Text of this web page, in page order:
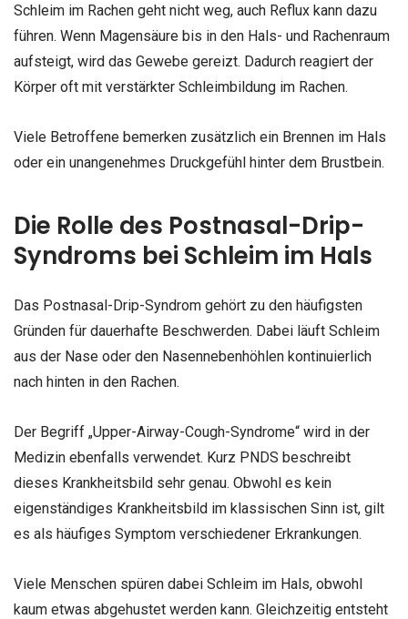
Schleim im Rachen geht nicht weg, auch Reflux kann dazu
führen. Wenn Magensäure bis in den Hals- und Rachenraum
aufsteigt, wird das Gewebe gereizt. Dadurch reagiert der
Körper oft mit verstärkter Schleimbildung im Rachen.
Viele Betroffene bemerken zusätzlich ein Brennen im Hals
oder ein unangenehmes Druckgefühl hinter dem Brustbein.
Die Rolle des Postnasal-Drip-
Syndroms bei Schleim im Hals
Das Postnasal-Drip-Syndrom gehört zu den häufigsten
Gründen für dauerhafte Beschwerden. Dabei läuft Schleim
aus der Nase oder den Nasennebenhöhlen kontinuierlich
nach hinten in den Rachen.
Der Begriff „Upper-Airway-Cough-Syndrome“ wird in der
Medizin ebenfalls verwendet. Kurz PNDS beschreibt
dieses Krankheitsbild sehr genau. Obwohl es kein
eigenständiges Krankheitsbild im klassischen Sinn ist, gilt
es als häufiges Symptom verschiedener Erkrankungen.
Viele Menschen spüren dabei Schleim im Hals, obwohl
kaum etwas abgehustet werden kann. Gleichzeitig entsteht